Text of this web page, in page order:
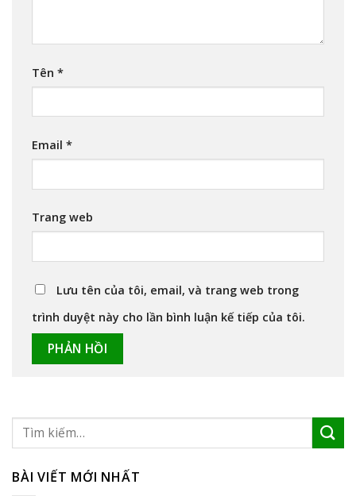
Tên *
Email *
Trang web
Lưu tên của tôi, email, và trang web trong
trình duyệt này cho lần bình luận kế tiếp của tôi.
BÀI VIẾT MỚI NHẤT